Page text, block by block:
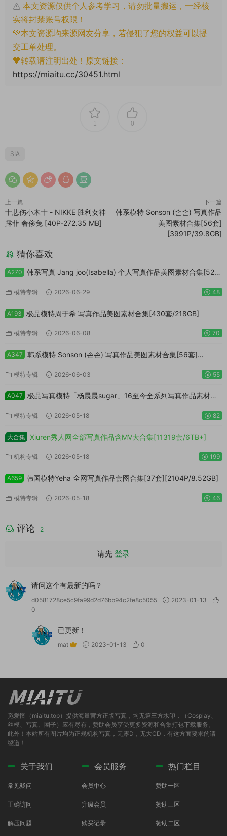
本文资源仅供个人参考学习，请勿批量搬运，一经核
实将封禁账号权限！
💚本文资源均来源网友分享，若侵犯了您的权益可以提
交工单处理。
🧡转载请注明出处！原文链接：
https://miaitu.cc/30451.html
1 0
SIA
上一篇
十悲伤小木十 - NIKKE 胜利女神
露菲 奢侈兔 [40P-272.35 MB]
下一篇
韩系模特 Sonson (손손) 写真作品
美图素材合集[56套]
[3991P/39.8GB]
猜你喜欢
A270
韩系写真 Jang joo(Isabella) 个人写真作品美图素材合集[52
模特专辑 2026-06-29 48
A193 极品模特周于希 写真作品美图素材合集[430套/218GB]
模特专辑 2026-06-08 70
A347
韩系模特 Sonson (손손) 写真作品美图素材合集[56套]
模特专辑 2026-06-03 55
A047
极品写真模特「杨晨晨sugar」16至今全系列写真作品素材打
模特专辑 2026-05-18 82
大合集 Xiuren秀人网全部写真作品含MV大合集[11319套/6TB+]
机构专辑 2026-05-18 199
A659 韩国模特Yeha 全网写真作品套图合集[37套][2104P/8.52GB]
模特专辑 2026-05-18 46
评论 2
请先 登录
请问这个有最新的吗？
d0581728ce5c9fa99d2d76bb94c2fe8c5055
2023-01-13
0
已更新！
mat 2023-01-13 0
觅爱图（miaitu.top）提供海量官方正版写真，均无第三方水印，（Cosplay、
丝模、写真、圈子）应有尽有，赞助会员享受更多资源和合集打包下载服务。
此外！本站所有图片均为正规机构写真，无露D，无大CD，有这方面要求的请
绕道！
关于我们
常见疑问
正确访问
解压问题
会员服务
会员中心
升级会员
购买记录
热门栏目
赞助一区
赞助三区
赞助二区